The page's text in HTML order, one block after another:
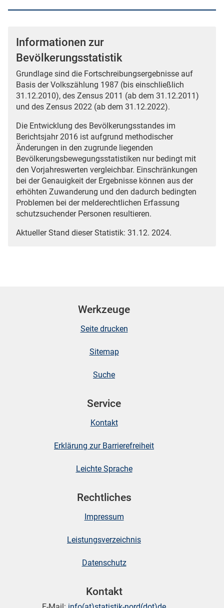
Informationen zur
Bevölkerungsstatistik
Grundlage sind die Fortschreibungsergebnisse auf
Basis der Volkszählung 1987 (bis einschließlich
31.12.2010), des Zensus 2011 (ab dem 31.12.2011)
und des Zensus 2022 (ab dem 31.12.2022).
Die Entwicklung des Bevölkerungsstandes im
Berichtsjahr 2016 ist aufgrund methodischer
Änderungen in den zugrunde liegenden
Bevölkerungsbewegungsstatistiken nur bedingt mit
den Vorjahreswerten vergleichbar. Einschränkungen
bei der Genauigkeit der Ergebnisse können aus der
erhöhten Zuwanderung und den dadurch bedingten
Problemen bei der melderechtlichen Erfassung
schutzsuchender Personen resultieren.
Aktueller Stand dieser Statistik: 31.12. 2024.
Werkzeuge
Seite drucken
Sitemap
Suche
Service
Kontakt
Erklärung zur Barrierefreiheit
Leichte Sprache
Rechtliches
Impressum
Leistungsverzeichnis
Datenschutz
Kontakt